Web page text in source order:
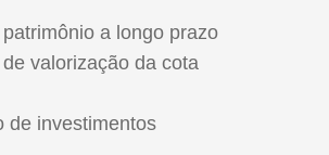
a longo prazo
valorização da cota
de investimentos